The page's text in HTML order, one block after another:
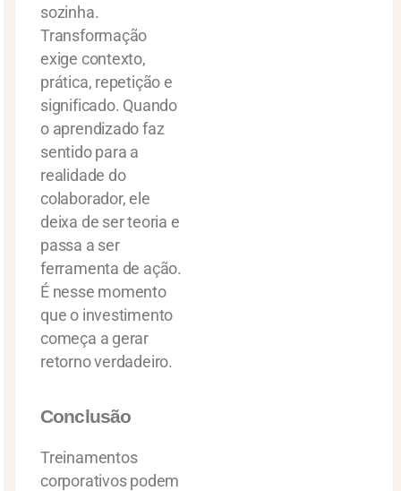
sozinha.
Transformação
exige contexto,
prática, repetição e
significado. Quando
o aprendizado faz
sentido para a
realidade do
colaborador, ele
deixa de ser teoria e
passa a ser
ferramenta de ação.
É nesse momento
que o investimento
começa a gerar
retorno verdadeiro.
Conclusão
Treinamentos
corporativos podem